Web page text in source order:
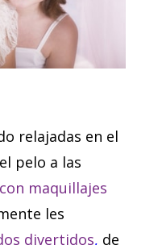
relajadas en el
pelo a las
maquillajes
les
divertidos, de